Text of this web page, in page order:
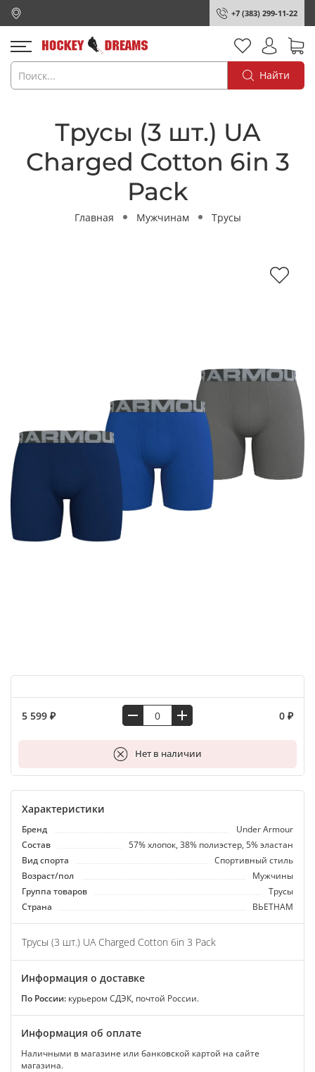
+7 (383) 299-11-22
Найти
Трусы (3 шт.) UA
Charged Cotton 6in 3
Pack
Главная Мужчинам Трусы
5 599 ₽ 0 ₽
Нет в наличии
В корзину
Характеристики
Бренд
Under Armour
Состав
57% хлопок, 38% полиэстер, 5% эластан
Вид спорта
Спортивный стиль
Возраст/пол
Мужчины
Группа товаров
Трусы
Страна
ВЬЕТНАМ
Трусы (3 шт.) UA Charged Cotton 6in 3 Pack
Информация о доставке
По России: курьером СДЭК, почтой России.
Информация об оплате
Наличными в магазине или банковской картой на сайте
магазина.